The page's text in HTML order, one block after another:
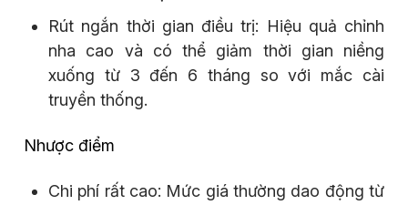
Rút ngắn thời gian điều trị: Hiệu quả chỉnh
nha cao và có thể giảm thời gian niềng
xuống từ 3 đến 6 tháng so với mắc cài
truyền thống.
Nhược điểm
Chi phí rất cao: Mức giá thường dao động từ